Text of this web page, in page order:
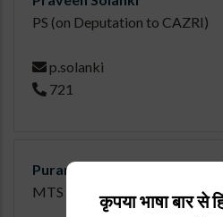
PS (on Deputation to CAZRI)
p.solanki
721
Puran Singh Adhikari
MTS
कृपया भाषा बार से